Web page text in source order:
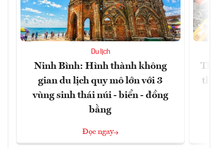
Du lịch
Ninh Bình: Hình thành không
gian du lịch quy mô lớn với 3
vùng sinh thái núi - biển - đồng
bằng
Đọc ngay